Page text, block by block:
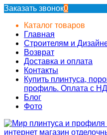
Заказать звонок0
Каталог товаров
Главная
Строителям и
Возврат
Доставка и оплата
Контакты
Купить плинтуса,
профиль. Оплата с
Блог
Фото